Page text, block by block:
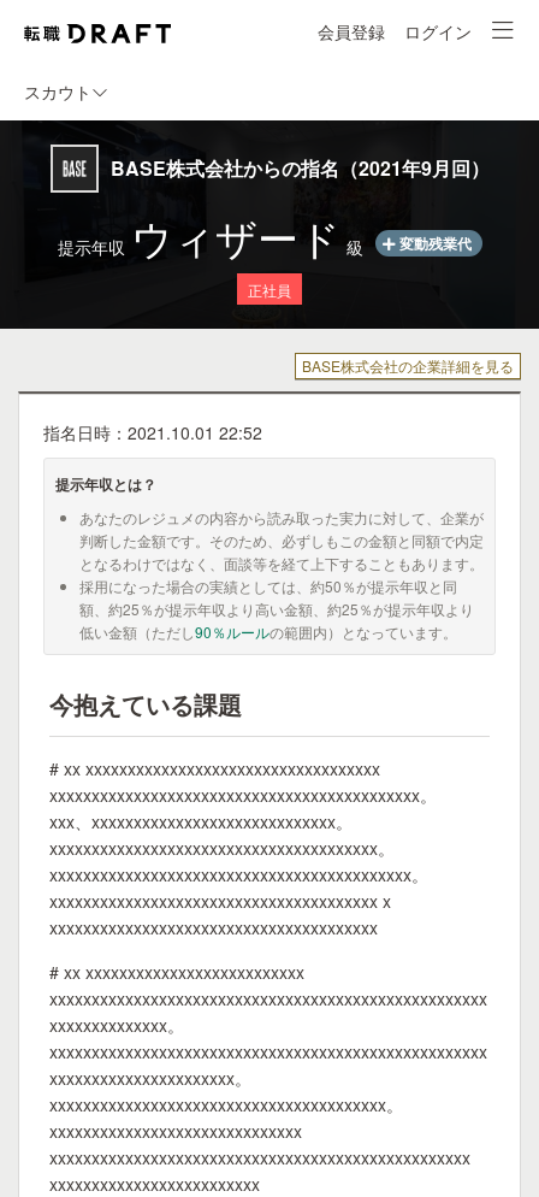
会員登録 ログイン
スカウト
BASE株式会社からの指名（2021年9月回）
提示年収 ウィザード 級 変動残業代
正社員
BASE株式会社の企業詳細を見る
指名日時：2021.10.01 22:52
提示年収とは？
あなたのレジュメの内容から読み取った実力に対して、企業が
判断した金額です。そのため、必ずしもこの金額と同額で内定
となるわけではなく、面談等を経て上下することもあります。
採用になった場合の実績としては、約50％が提示年収と同
額、約25％が提示年収より高い金額、約25％が提示年収より
低い金額（ただし90％ルールの範囲内）となっています。
今抱えている課題
# xx xxxxxxxxxxxxxxxxxxxxxxxxxxxxxxxxxxx
xxxxxxxxxxxxxxxxxxxxxxxxxxxxxxxxxxxxxxxxxxxx。
xxx、xxxxxxxxxxxxxxxxxxxxxxxxxxxxx。
xxxxxxxxxxxxxxxxxxxxxxxxxxxxxxxxxxxxxxx。
xxxxxxxxxxxxxxxxxxxxxxxxxxxxxxxxxxxxxxxxxxx。
xxxxxxxxxxxxxxxxxxxxxxxxxxxxxxxxxxxxxxx x
xxxxxxxxxxxxxxxxxxxxxxxxxxxxxxxxxxxxxxx
# xx xxxxxxxxxxxxxxxxxxxxxxxxxx
xxxxxxxxxxxxxxxxxxxxxxxxxxxxxxxxxxxxxxxxxxxxxxxxxxxx
xxxxxxxxxxxxxx。
xxxxxxxxxxxxxxxxxxxxxxxxxxxxxxxxxxxxxxxxxxxxxxxxxxxx
xxxxxxxxxxxxxxxxxxxxxx。
xxxxxxxxxxxxxxxxxxxxxxxxxxxxxxxxxxxxxxxx。
xxxxxxxxxxxxxxxxxxxxxxxxxxxxxx
xxxxxxxxxxxxxxxxxxxxxxxxxxxxxxxxxxxxxxxxxxxxxxxxxx
xxxxxxxxxxxxxxxxxxxxxxxxx